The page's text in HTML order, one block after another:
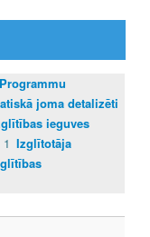
Programmu
joma detalizēti
ieguves
1 Izglītotāja